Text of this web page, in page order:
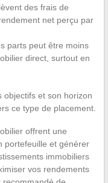
des frais de
net perçu par
parts peut être moins
direct, surtout en
objectifs et son horizon
ce type de placement.
offrent une
portefeuille et générer
immobiliers
vos rendements